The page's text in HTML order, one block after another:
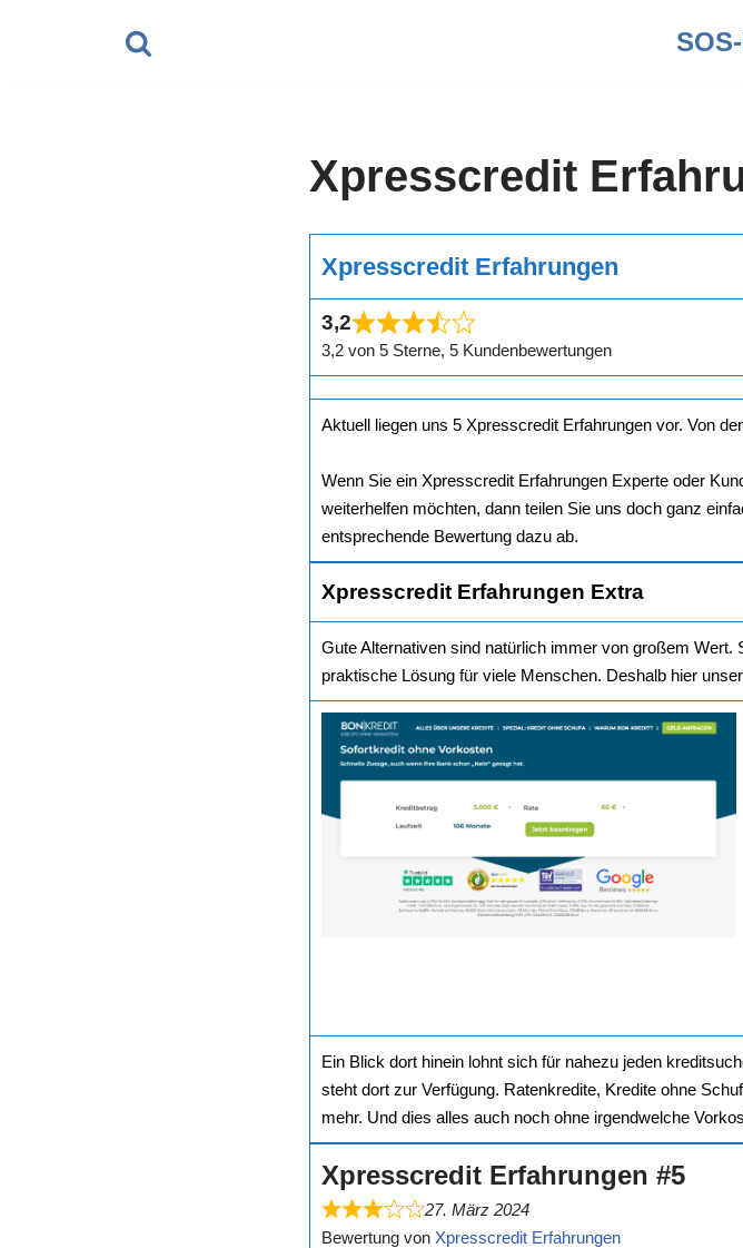
Xpresscredit
Xpresscredit Erfahrungen
3,2
3,2 von 5 Sterne, 5 Kundenbewertungen
Aktuell liegen uns 5 Xpresscredit Erfahrungen vor. Von
Wenn Sie ein Xpresscredit Erfahrungen Experte oder
weiterhelfen möchten, dann teilen Sie uns doch ganz
entsprechende Bewertung dazu ab.
Xpresscredit Erfahrungen Extra
Gute Alternativen sind natürlich immer von großem
praktische Lösung für viele Menschen. Deshalb hier
Ein Blick dort hinein lohnt sich für nahezu jeden
steht dort zur Verfügung. Ratenkredite, Kredite ohne
mehr. Und dies alles auch noch ohne irgendwelche
Xpresscredit Erfahrungen #5
27. März 2024
Bewertung von Xpresscredit Erfahrungen